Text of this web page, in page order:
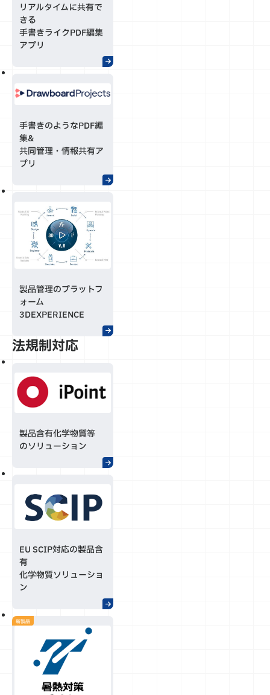
リアルタイムに共有で
きる
手書きライクPDF編集
アプリ
手書きのようなPDF編
集&
共同管理・情報共有ア
プリ
製品管理のプラットフ
ォーム
3DEXPERIENCE
法規制対応
製品含有化学物質等
のソリューション
EU SCIP対応の製品含
有
化学物質ソリューショ
ン
新製品